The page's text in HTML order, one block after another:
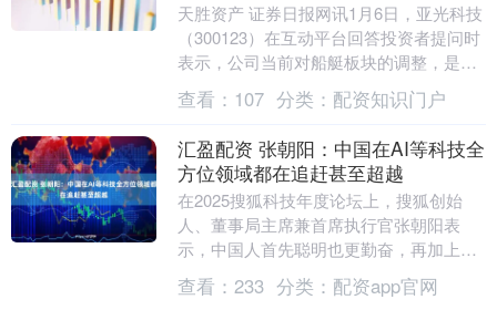
天胜资产 证券日报网讯1月6日，亚光科技
（300123）在互动平台回答投资者提问时
表示，公司当前对船艇板块的调整，是基
于整体战略聚焦和资源配置优化的需要。
公司正....
查看： 107 分类： 配资知识门户
汇盈配资 张朝阳：中国在AI等科技全
方位领域都在追赶甚至超越
在2025搜狐科技年度论坛上，搜狐创始
人、董事局主席兼首席执行官张朝阳表
示，中国人首先聪明也更勤奋，再加上我
们的人口多，更激烈的竞争，所以中国真
的是在AI或者整....
查看： 233 分类： 配资app官网